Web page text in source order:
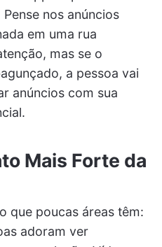
nos anúncios
em uma rua
mas se o
a pessoa vai
anúncios com sua
Mais Forte da
que poucas áreas têm:
adoram ver